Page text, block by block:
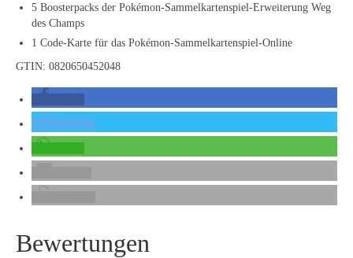
5 Boosterpacks der Pokémon-Sammelkartenspiel-Erweiterung Weg
des Champs
1 Code-Karte für das Pokémon-Sammelkartenspiel-Online
GTIN: 0820650452048
Bewertungen